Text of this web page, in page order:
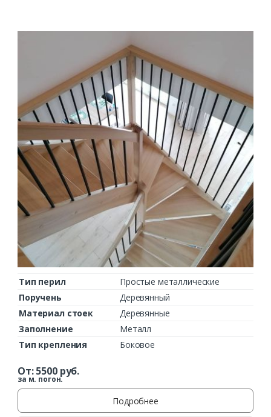
Тип перил
Простые металлические
Поручень
Деревянный
Материал стоек
Деревянные
Заполнение
Металл
Тип крепления
Боковое
От:5500руб.
за м. погон.
Подробнее